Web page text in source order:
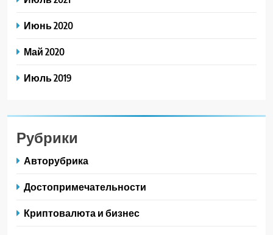
Июнь 2020
Май 2020
Июль 2019
Рубрики
Авторубрика
Достопримечательности
Криптовалюта и бизнес